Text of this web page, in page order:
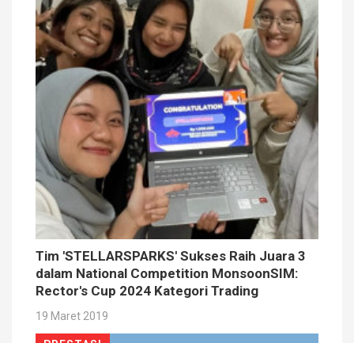
Tim 'STELLARSPARKS' Sukses Raih Juara 3
dalam National Competition MonsoonSIM:
Rector's Cup 2024 Kategori Trading
19 Maret 2019